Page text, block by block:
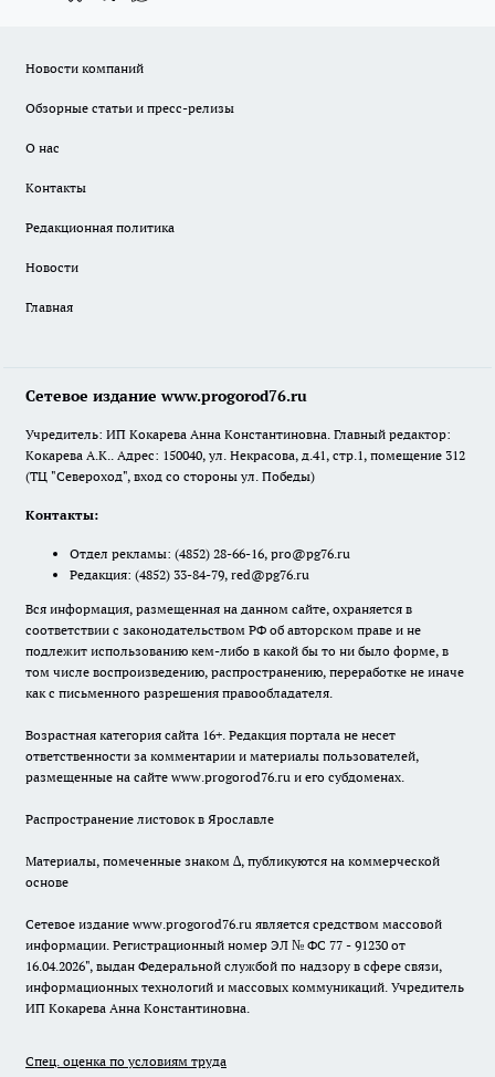
Новости компаний
Обзорные статьи и пресс-релизы
О нас
Контакты
Редакционная политика
Новости
Главная
Сетевое издание www.progorod76.ru
Учредитель: ИП Кокарева Анна Константиновна. Главный редактор:
Кокарева А.К.. Адрес: 150040, ул. Некрасова, д.41, стр.1, помещение 312
(ТЦ "Североход", вход со стороны ул. Победы)
Контакты:
Отдел рекламы: (4852) 28-66-16, pro@pg76.ru
Редакция: (4852) 33-84-79, red@pg76.ru
Вся информация, размещенная на данном сайте, охраняется в
соответствии с законодательством РФ об авторском праве и не
подлежит использованию кем-либо в какой бы то ни было форме, в
том числе воспроизведению, распространению, переработке не иначе
как с письменного разрешения правообладателя.
Возрастная категория сайта 16+. Редакция портала не несет
ответственности за комментарии и материалы пользователей,
размещенные на сайте www.progorod76.ru и его субдоменах.
Распространение листовок в Ярославле
Материалы, помеченные знаком ∆, публикуются на коммерческой
основе
Сетевое издание www.progorod76.ru является средством массовой
информации. Регистрационный номер ЭЛ № ФС 77 - 91230 от
16.04.2026", выдан Федеральной службой по надзору в сфере связи,
информационных технологий и массовых коммуникаций. Учредитель
ИП Кокарева Анна Константиновна.
Спец. оценка по условиям труда